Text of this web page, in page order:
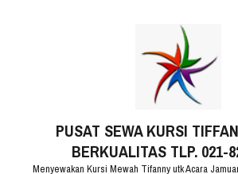
PUSAT SEWA KURSI
BERKUALITAS TLP. 021-
Menyewakan Kursi Mewah Tifanny utk Acara